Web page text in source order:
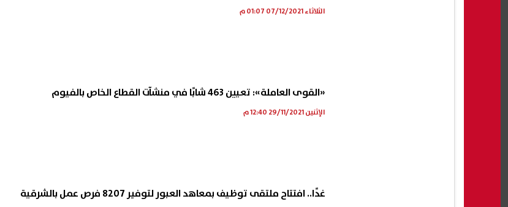
الثلاثاء 07/12/2021 01:07 م
«القوى العاملة»: تعيين 463 شابًا في منشآت القطاع الخاص بالفيوم
الإثنين 29/11/2021 12:40 م
غدًا.. افتتاح ملتقى توظيف بمعاهد العبور لتوفير 8207 فرص عمل بالشرقية